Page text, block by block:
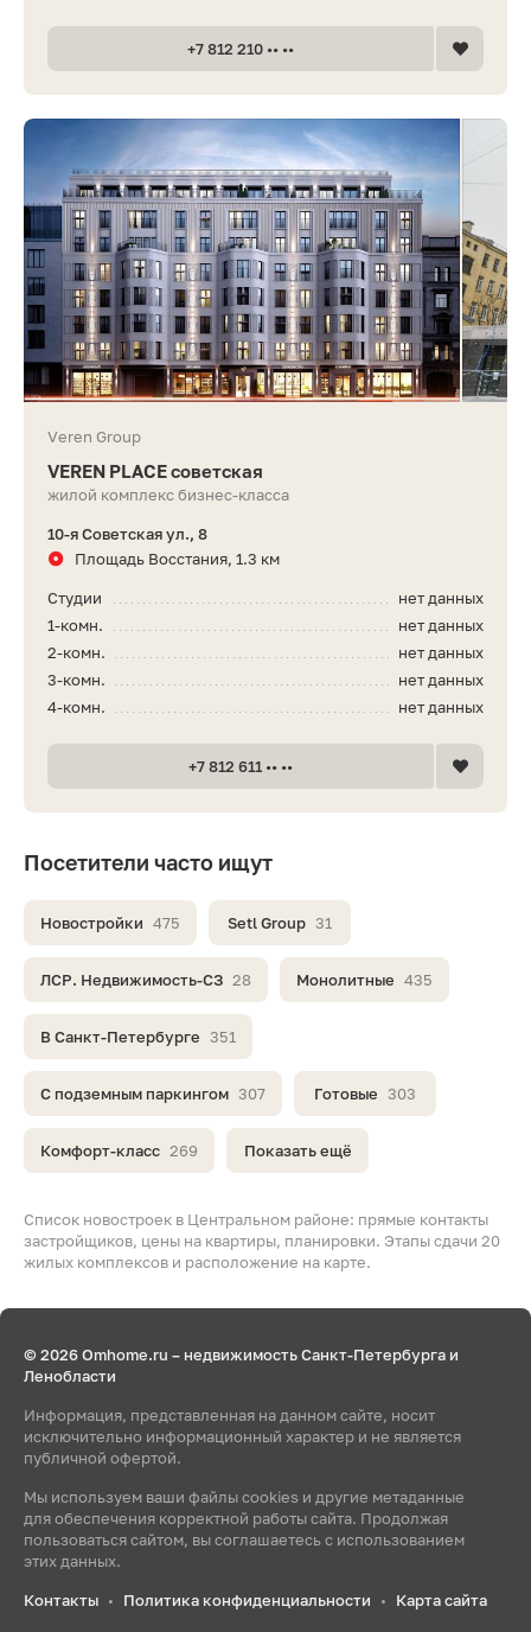
Список новостроек в Центральном районе: прямые контакты
застройщиков, цены на квартиры, планировки. Этапы сдачи 20
жилых комплексов и расположение на карте.
Посетители часто ищут
Новостройки 475 Setl Group 31
ЛСР. Недвижимость-СЗ 28 Монолитные 435
В Санкт-Петербурге 351
С подземным паркингом 307 Готовые 303
Комфорт-класс 269 Показать ещё
+7 812 210 •• ••
Veren Group
VEREN PLACE советская
жилой комплекс бизнес-класса
10-я Советская ул., 8
Площадь Восстания, 1.3 км
нет данных
Студии
нет данных
1-комн.
нет данных
2-комн.
нет данных
3-комн.
нет данных
4-комн.
+7 812 611 •• ••
© 2026 Omhome.ru – недвижимость Санкт-Петербурга и
Ленобласти
Информация, представленная на данном сайте, носит
исключительно информационный характер и не является
публичной офертой.
Мы используем ваши файлы cookies и другие метаданные
для обеспечения корректной работы сайта. Продолжая
пользоваться сайтом, вы соглашаетесь с использованием
этих данных.
Контакты • Политика конфиденциальности • Карта сайта